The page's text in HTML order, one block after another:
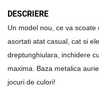
DESCRIERE
Un model nou, ce va
asortati atat casual, cat si
dreptunghiulara, inchidere
maxima. Baza metalica
jocuri de culori!